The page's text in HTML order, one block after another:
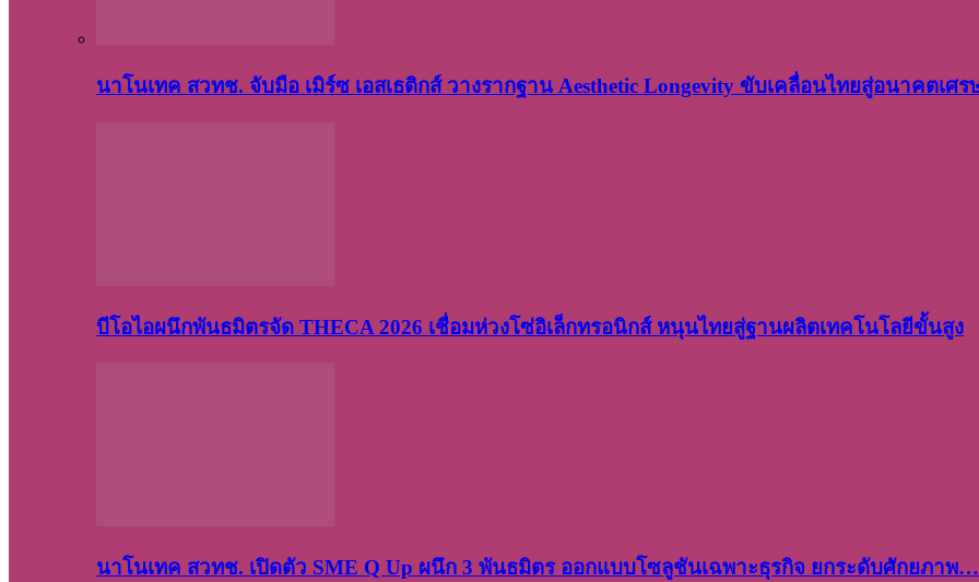
นาโนเทค สวทช. จับมือ เมิร์ซ เอสเธติกส์ วางรากฐาน Aesthetic Longevity ขับเคลื่อนไทยสู่อนาคตเ
บีโอไอผนึกพันธมิตรจัด THECA 2026 เชื่อมห่วงโซ่อิเล็กทรอนิกส์ หนุนไทยสู่ฐานผลิตเทคโนโลยีขั้นสูง
นาโนเทค สวทช. เปิดตัว SME Q Up ผนึก 3 พันธมิตร ออกแบบโซลูชันเฉพาะธุรกิจ ยกระดับศักยภาพ…